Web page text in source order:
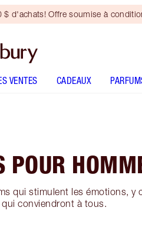
$ d'achats! Offre soumise à
VENTES CADEAUX
POUR
qui stimulent les émotions, y
conviendront à tous.